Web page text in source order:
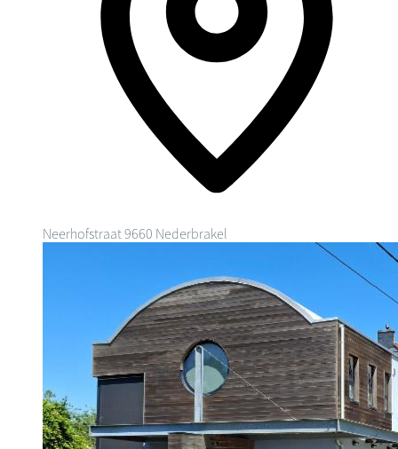
Neerhofstraat9660 Nederbrakel